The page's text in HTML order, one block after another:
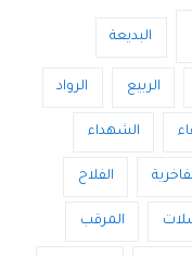
البديعة
الربيع الرواد
الشهداء
الفلاح
المرقب